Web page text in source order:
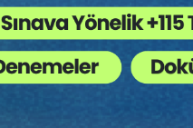
Ekibinizin hukuk